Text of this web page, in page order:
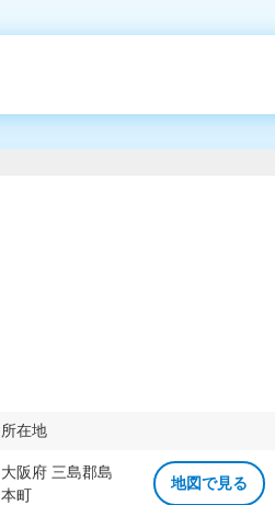
所在地
大阪府 三島郡島
本町
地図で見る